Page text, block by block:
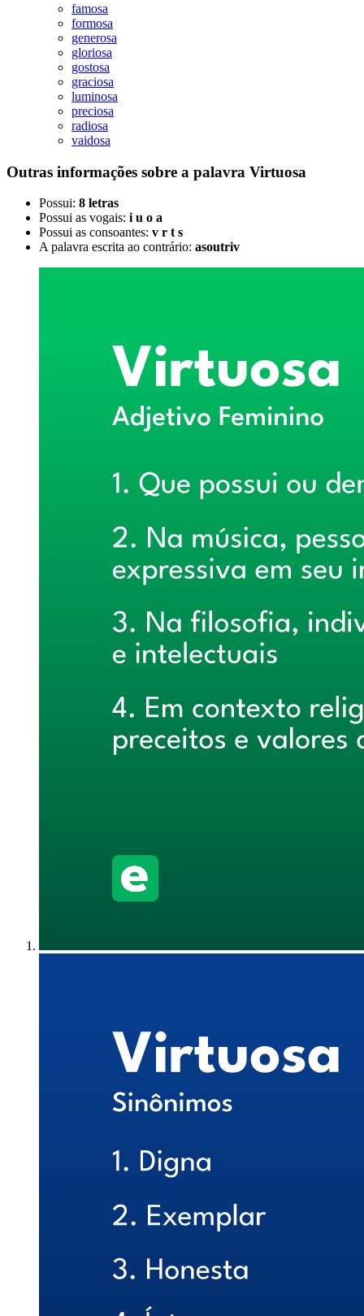
famosa
formosa
generosa
gloriosa
gostosa
graciosa
luminosa
preciosa
radiosa
vaidosa
Outras informações sobre a palavra Virtuosa
Possui: 8 letras
Possui as vogais: i u o a
Possui as consoantes: v r t s
A palavra escrita ao contrário: asoutriv